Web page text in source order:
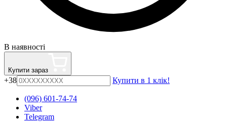
В наявності
Купити зараз
+38 Купити в 1 клік!
(096) 601-74-74
Viber
Telegram